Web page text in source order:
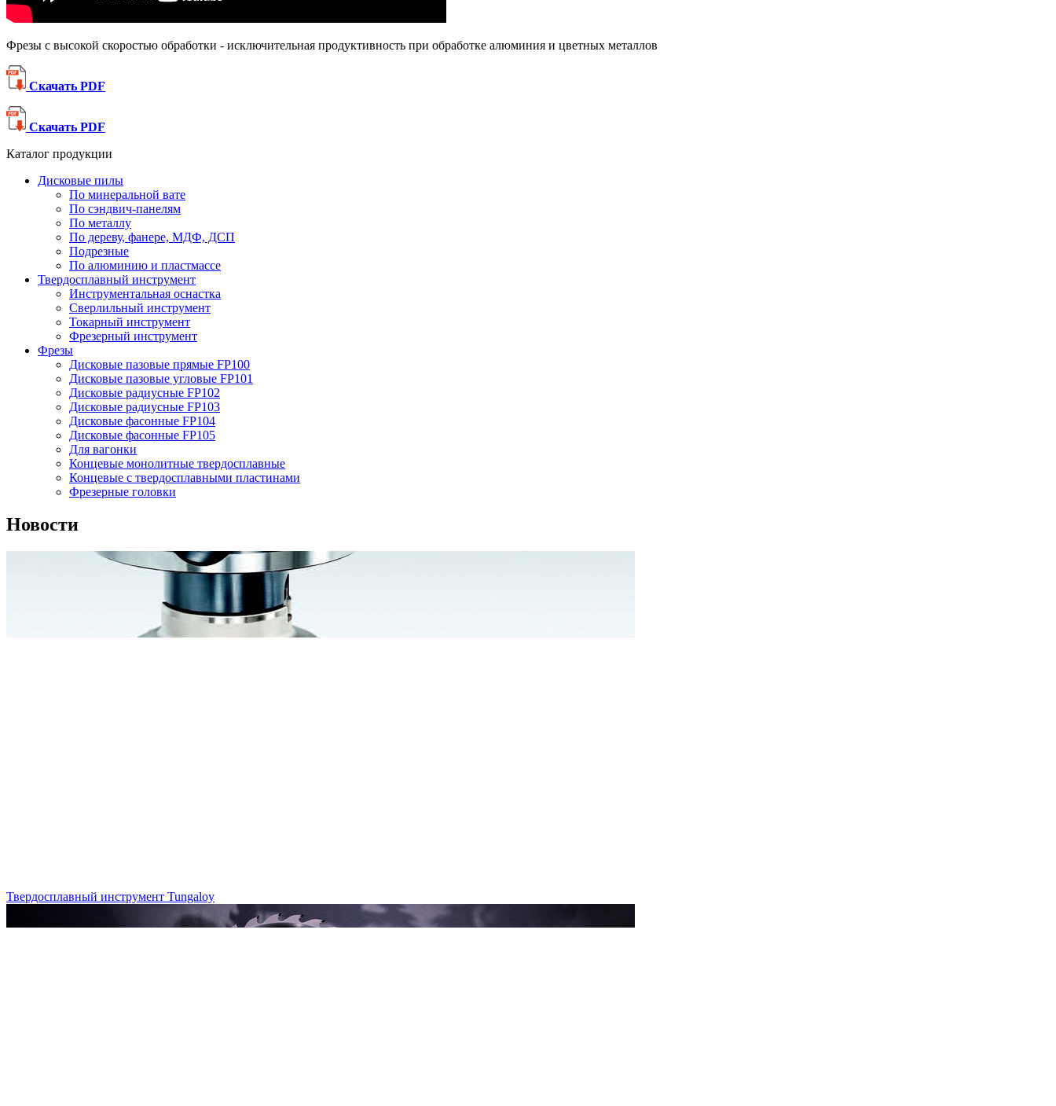
Фрезы с высокой скоростью обработки - исключительная продуктивность при обработке алюминия и цветных металлов
Скачать PDF
Скачать PDF
Каталог продукции
Дисковые пилы
По минеральной вате
По сэндвич-панелям
По металлу
По дереву, фанере, МДФ, ДСП
Подрезные
По алюминию и пластмассе
Твердосплавный инструмент
Инструментальная оснастка
Сверлильный инструмент
Токарный инструмент
Фрезерный инструмент
Фрезы
Дисковые пазовые прямые FP100
Дисковые пазовые угловые FP101
Дисковые радиусные FP102
Дисковые радиусные FP103
Дисковые фасонные FP104
Дисковые фасонные FP105
Для вагонки
Концевые монолитные твердосплавные
Концевые с твердосплавными пластинами
Фрезерные головки
Новости
Твердосплавный инструмент Tungaloy